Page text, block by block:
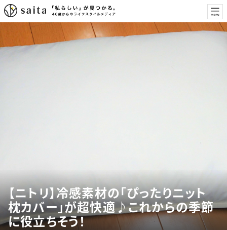
【ニトリ】冷感素材の「ぴったりニット
枕カバー」が超快適♪これからの季節
に役立ちそう！